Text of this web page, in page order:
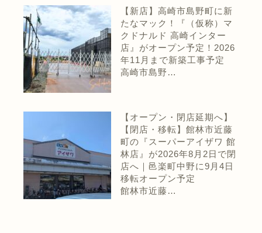
【新店】高崎市島野町に新
たなマック！『（仮称）マ
クドナルド 高崎インター
店』がオープン予定！2026
年11月まで新築工事予定
高崎市島野…
【オープン・閉店延期へ】
【閉店・移転】館林市近藤
町の『スーパーアイザワ 館
林店』が2026年8月2日で閉
店へ｜邑楽町中野に9月4日
移転オープン予定
館林市近藤…